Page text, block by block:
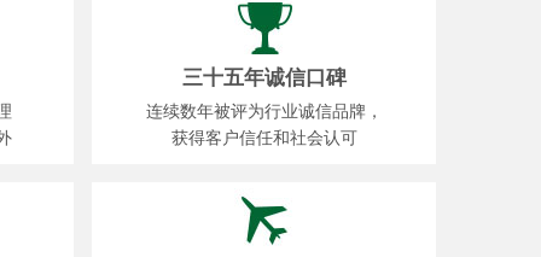
三十五年诚信口碑
连续数年被评为行业诚信品牌，
获得客户信任和社会认可